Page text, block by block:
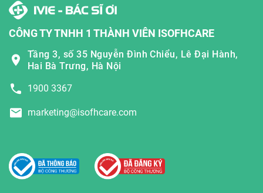
CÔNG TY TNHH 1 THÀNH VIÊN ISOFHCARE
Tầng 3, số 35 Nguyễn Đình Chiểu, Lê Đại Hành,
Hai Bà Trưng, Hà Nội
1900 3367
marketing@isofhcare.com